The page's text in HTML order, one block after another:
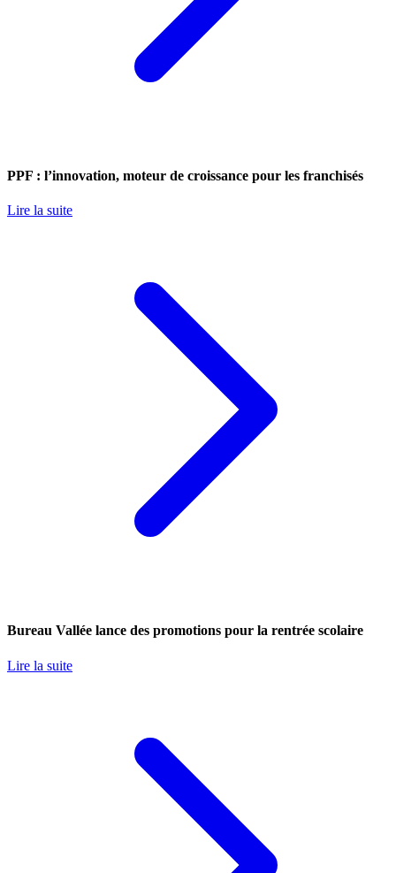
PPF : l’innovation, moteur de croissance pour les franchisés
Lire la suite
Bureau Vallée lance des promotions pour la rentrée scolaire
Lire la suite